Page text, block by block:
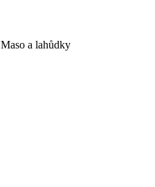
Maso a lahůdky